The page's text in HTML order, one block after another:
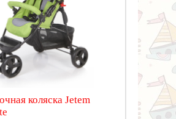
коляска Jetem